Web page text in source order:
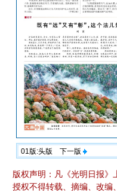
01版:头版 下一版
版权声明：凡《光明日报》
授权不得转载、摘编、改编